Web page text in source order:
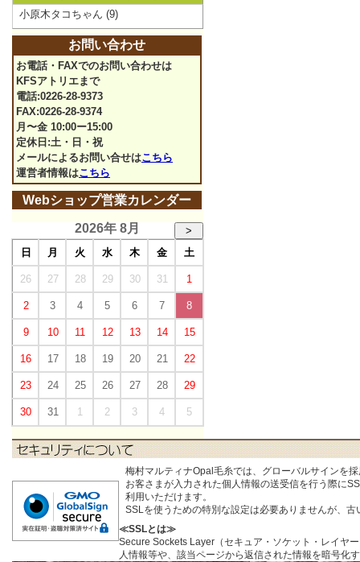
小原木タコちゃん (9)
お問い合わせ
お電話・FAXでのお問い合わせは
KFSアトリエまで
電話:0226-28-9373
FAX:0226-28-9374
月〜金 10:00ー15:00
定休日:土・日・祝
メールによるお問い合せはこちら
運営者情報はこちら
Webショップ営業カレンダー
2026年 8月
>
日
月 火 水 木 金 土
26 27 28 29 30 31 1
2 3 4 5 6 7 8
9 10 11 12 13 14 15
16 17 18 19 20 21 22
23 24 25 26 27 28 29
30 31 1 2 3 4 5
梅村マルティナOpal毛糸では、グローバルサインを
お客さまが入力された個人情報の送受信を行う際に
利用いただけます。
SSLを使うための特別な設定は必要ありませんが、
≪SSLとは≫
Secure Sockets Layer（セキュア・ソケット・レイヤ
人情報等や、該当ページから返信された情報を暗号化